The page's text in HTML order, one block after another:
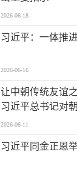
2026-06-18
习近平：一体推
2026-06-16
让中朝传统友谊
习近平总书记对
2026-06-11
习近平同金正恩